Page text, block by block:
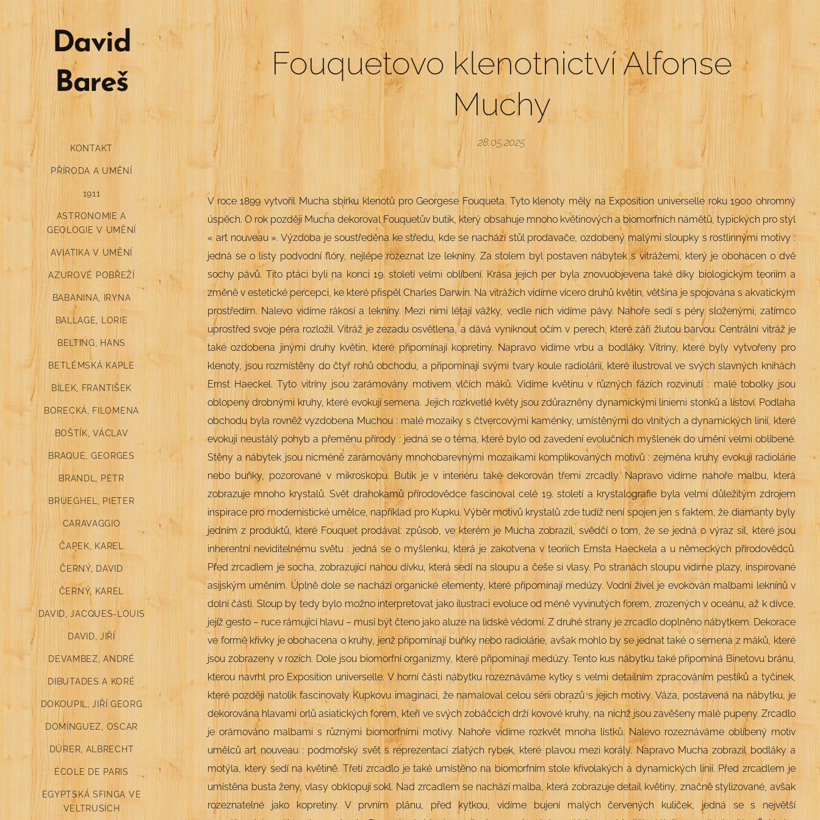
David
Bareš
KONTAKT
PŘÍRODA A UMĚNÍ
1911
ASTRONOMIE A
GEOLOGIE V UMĚNÍ
AVIATIKA V UMĚNÍ
AZUROVÉ POBŘEŽÍ
BABANINA, IRYNA
BALLAGE, LORIE
BELTING, HANS
BETLÉMSKÁ KAPLE
BÍLEK, FRANTIŠEK
BORECKÁ, FILOMENA
BOŠTÍK, VÁCLAV
BRAQUE, GEORGES
BRANDL, PETR
BRUEGHEL, PIETER
CARAVAGGIO
ČAPEK, KAREL
ČERNÝ, DAVID
ČERNÝ, KAREL
DAVID, JACQUES-LOUIS
DAVID, JIŘÍ
DEVAMBEZ, ANDRÉ
DIBUTADES A KORÉ
DOKOUPIL, JIŘÍ GEORG
DOMÍNGUEZ, OSCAR
DÜRER, ALBRECHT
ÉCOLE DE PARIS
EGYPTSKÁ SFINGA VE
VELTRUSÍCH
Fouquetovo klenotnictví Alfonse
Muchy
28.05.2025
V roce 1899 vytvořil Mucha sbírku klenotů pro Georgese Fouqueta. Tyto klenoty měly na Exposition universelle roku 1900 ohromný
úspěch. O rok později Mucha dekoroval Fouquetův butik, který obsahuje mnoho květinových a biomorfních námětů, typických pro styl
« art nouveau ». Výzdoba je soustředěna ke středu, kde se nachází stůl prodavače, ozdobený malými sloupky s rostlinnými motivy :
jedná se o listy podvodní flóry, nejlépe rozeznat lze lekníny. Za stolem byl postaven nábytek s vitrážemi, který je obohacen o dvě
sochy pávů. Tito ptáci byli na konci 19. století velmi oblíbení. Krása jejich per byla znovuobjevena také díky biologickým teoriím a
změně v estetické percepci, ke které přispěl Charles Darwin. Na vitrážích vidíme vícero druhů květin, většina je spojována s akvatickým
prostředím. Nalevo vidíme rákosí a lekníny. Mezi nimi létají vážky, vedle nich vidíme pávy. Nahoře sedí s péry složenými, zatímco
uprostřed svoje péra rozložil. Vitráž je zezadu osvětlena, a dává vyniknout očím v perech, které září žlutou barvou. Centrální vitráž je
také ozdobena jinými druhy květin, které připomínají kopretiny. Napravo vidíme vrbu a bodláky. Vitríny, které byly vytvořeny pro
klenoty, jsou rozmístěny do čtyř rohů obchodu, a připomínají svými tvary koule radiolárií, které ilustroval ve svých slavných knihách
Ernst Haeckel. Tyto vitríny jsou zarámovány motivem vlčích máků. Vidíme květinu v různých fázích rozvinutí : malé tobolky jsou
oblopeny drobnými kruhy, které evokují semena. Jejich rozkvetlé květy jsou zdůrazněny dynamickými liniemi stonků a listoví. Podlaha
obchodu byla rovněž vyzdobena Muchou : malé mozaiky s čtvercovými kaménky, umístěnými do vlnitých a dynamických linií, které
evokuji neustálý pohyb a přeměnu přírody : jedná se o téma, které bylo od zavedení evolučních myšlenek do umění velmi oblíbené.
Stěny a nábytek jsou nicméně zarámovány mnohobarevnými mozaikami komplikovaných motivů : zejména kruhy evokují radiolárie
nebo buňky, pozorované v mikroskopu. Butik je v interiéru také dekorován třemi zrcadly. Napravo vidíme nahoře malbu, která
zobrazuje mnoho krystalů. Svět drahokamů přírodovědce fascinoval celé 19. století a krystalografie byla velmi důležitým zdrojem
inspirace pro modernistické umělce, například pro Kupku. Výběr motivů krystalů zde tudíž není spojen jen s faktem, že diamanty byly
jedním z produktů, které Fouquet prodával: způsob, ve kterém je Mucha zobrazil, svědčí o tom, že se jedná o výraz sil, které jsou
inherentní neviditelnému světu : jedná se o myšlenku, která je zakotvena v teoriích Ernsta Haeckela a u německých přírodovědců.
Před zrcadlem je socha, zobrazující nahou dívku, která sedí na sloupu a češe si vlasy. Po stranách sloupu vidíme plazy, inspirované
asijským uměním. Úplně dole se nachází organické elementy, které připomínají medúzy. Vodní živel je evokován malbami leknínů v
dolní části. Sloup by tedy bylo možno interpretovat jako ilustraci evoluce od méně vyvinutých forem, zrozených v oceánu, až k dívce,
jejíž gesto – ruce rámující hlavu – musí být čteno jako aluze na lidské vědomí. Z druhé strany je zrcadlo doplněno nábytkem. Dekorace
ve formě křivky je obohacena o kruhy, jenž připomínají buňky nebo radiolárie, avšak mohlo by se jednat také o semena z máků, které
jsou zobrazeny v rozích. Dole jsou biomorfní organizmy, které připomínají medúzy. Tento kus nábytku také připomíná Binetovu bránu,
kterou navrhl pro Exposition universelle. V horní části nábytku rozeznáváme kytky s velmi detailním zpracováním pestíků a tyčinek,
které později natolik fascinovaly Kupkovu imaginaci, že namaloval celou sérii obrazů s jejich motivy. Váza, postavená na nábytku, je
dekorována hlavami orlů asiatických forem, kteří ve svých zobáčcích drží kovové kruhy, na nichž jsou zavěšeny malé pupeny. Zrcadlo
je orámováno malbami s různými biomorfními motivy. Nahoře vidíme rozkvět mnoha lístků. Nalevo rozeznáváme oblíbený motiv
umělců art nouveau : podmořský svět s reprezentací zlatých rybek, které plavou mezi korály. Napravo Mucha zobrazil bodláky a
motýla, který sedí na květině. Třetí zrcadlo je také umístěno na biomorfním stole křivolakých a dynamických linií. Před zrcadlem je
umístěna busta ženy, vlasy obklopují sokl. Nad zrcadlem se nachází malba, která zobrazuje detail květiny, značně stylizované, avšak
rozeznatelné jako kopretiny. V prvním plánu, před kytkou, vidíme bujení malých červených kuliček, jedná se s největší